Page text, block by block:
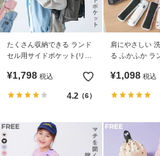
デ
ロ
ク
に
い
たくさん収納できる ランド
セル用サイドポケット(リフ
¥1,798 税込
4.2 （6）
肩にやさしい
る ふかふか ラ
¥1,098 税込